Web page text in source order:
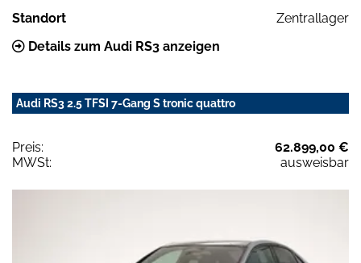
Standort
Zentrallager
Details zum Audi RS3 anzeigen
Audi RS3 2.5 TFSI 7-Gang S tronic quattro
Preis:
62.899,00 €
MWSt:
ausweisbar